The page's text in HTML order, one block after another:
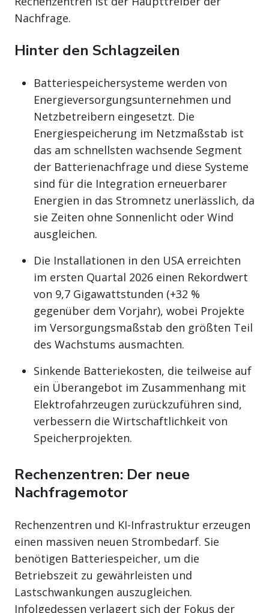
Nachfrage.
Hinter den Schlagzeilen
Batteriespeichersysteme werden von
Energieversorgungsunternehmen und
Netzbetreibern eingesetzt. Die
Energiespeicherung im Netzmaßstab ist
das am schnellsten wachsende Segment
der Batterienachfrage und diese Systeme
sind für die Integration erneuerbarer
Energien in das Stromnetz unerlässlich, da
sie Zeiten ohne Sonnenlicht oder Wind
ausgleichen.
Die Installationen in den USA erreichten
im ersten Quartal 2026 einen Rekordwert
von 9,7 Gigawattstunden (+32 %
gegenüber dem Vorjahr), wobei Projekte
im Versorgungsmaßstab den größten Teil
des Wachstums ausmachten.
Sinkende Batteriekosten, die teilweise auf
ein Überangebot im Zusammenhang mit
Elektrofahrzeugen zurückzuführen sind,
verbessern die Wirtschaftlichkeit von
Speicherprojekten.
Rechenzentren: Der neue
Nachfragemotor
Rechenzentren und KI-Infrastruktur erzeugen
einen massiven neuen Strombedarf. Sie
benötigen Batteriespeicher, um die
Betriebszeit zu gewährleisten und
Lastschwankungen auszugleichen.
Infolgedessen verlagert sich der Fokus der